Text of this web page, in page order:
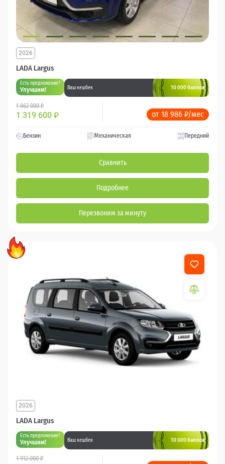
LADA Largus
2026
Есть предложение?
Улучшим! Ваш кешбек 10 000 баллов
1 862 000 ₽
1 319 600 ₽ от 18 986 ₽/мес
Бензин Механическая Передний
Сравнить
Подробнее
Перезвоним за минуту
LADA Largus
2026
Есть предложение?
Улучшим! Ваш кешбек 10 000 баллов
1 912 000 ₽